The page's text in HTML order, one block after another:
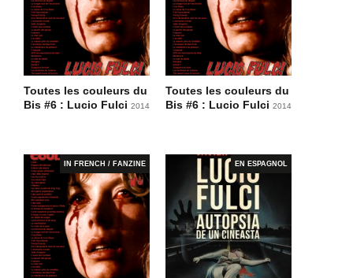
Toutes les couleurs du
Bis #6 : Lucio Fulci 2014
Toutes les couleurs du
Bis #6 : Lucio Fulci 2014
IN FRENCH / FANZINE EN ESPAGNOL